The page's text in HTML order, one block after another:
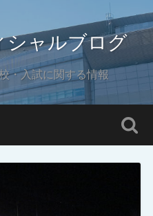
ャルブログ
・入試に関する情報